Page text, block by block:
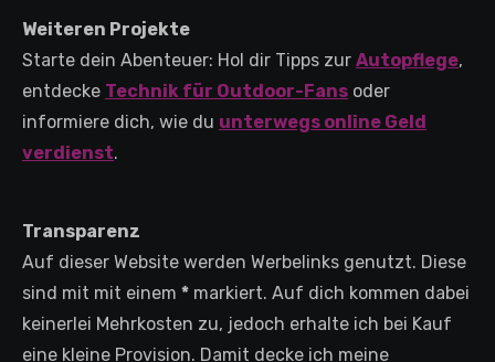
Weiteren Projekte
Starte dein Abenteuer: Hol dir Tipps zur Autopflege,
entdecke Technik für Outdoor-Fans oder
informiere dich, wie du unterwegs online Geld
verdienst.
Transparenz
Auf dieser Website werden Werbelinks genutzt. Diese
sind mit mit einem * markiert. Auf dich kommen dabei
keinerlei Mehrkosten zu, jedoch erhalte ich bei Kauf
eine kleine Provision. Damit decke ich meine